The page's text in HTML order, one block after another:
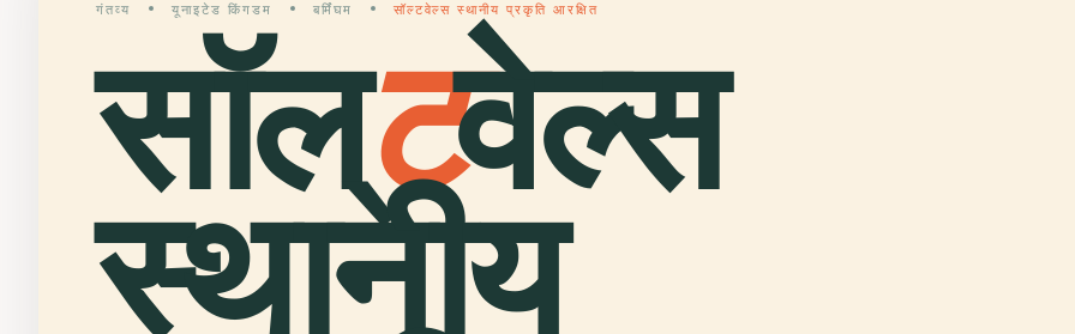
गंतव्य यूनाइटेड किंगडम बर्मिंघम सॉल्टवेल्स स्थानीय प्रकृति आरक्षित
सॉल्टवेल्स
स्थानीय